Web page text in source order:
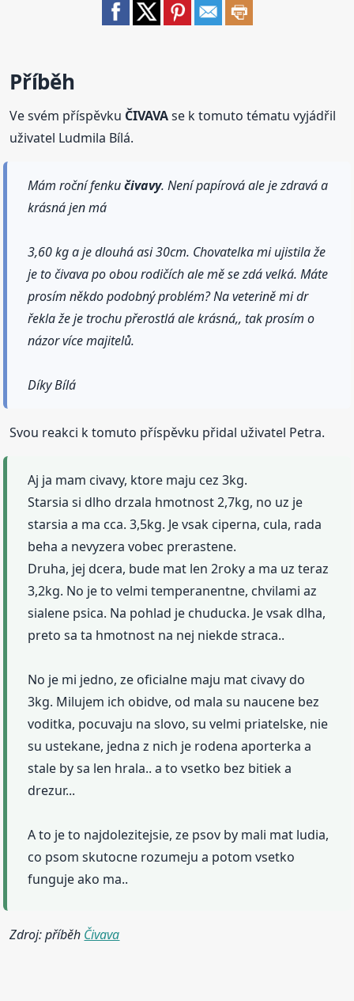
Příběh
Ve svém příspěvku ČIVAVAse k tomuto tématu vyjádřil
uživatel Ludmila Bílá.
Mám roční fenkučivavy. Není papírová ale je zdravá a
krásná jen má
3,60 kg a je dlouhá asi 30cm. Chovatelka mi ujistila že
je to čivava po obou rodičích ale mě se zdá velká. Máte
prosím někdo podobný problém? Na veterině mi dr
řekla že je trochu přerostlá ale krásná,, tak prosím o
názor více majitelů.
Díky Bílá
Svou reakci k tomuto příspěvku přidal uživatel Petra.
Aj ja mam civavy, ktore maju cez 3kg.
Starsia si dlho drzala hmotnost 2,7kg, no uz je
starsia a ma cca. 3,5kg. Je vsak ciperna, cula, rada
beha a nevyzera vobec prerastene.
Druha, jej dcera, bude mat len 2roky a ma uz teraz
3,2kg. No je to velmi temperanentne, chvilami az
sialene psica. Na pohlad je chuducka. Je vsak dlha,
preto sa ta hmotnost na nej niekde straca..
No je mi jedno, ze oficialne maju mat civavy do
3kg. Milujem ich obidve, od mala su naucene bez
voditka, pocuvaju na slovo, su velmi priatelske, nie
su ustekane, jedna z nich je rodena aporterka a
stale by sa len hrala.. a to vsetko bez bitiek a
drezur...
A to je to najdolezitejsie, ze psov by mali mat ludia,
co psom skutocne rozumeju a potom vsetko
funguje ako ma..
Zdroj: příběh Čivava